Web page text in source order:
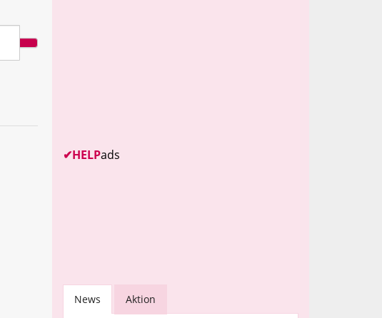
✔HELPads
News Aktion